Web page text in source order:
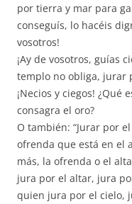
por tierra y mar para
conseguís, lo hacéis
vosotros!
¡Ay de vosotros, guías
templo no obliga, jurar
¡Necios y ciegos! ¿Qué
consagra el oro?
O también: “Jurar por
ofrenda que está en el
más, la ofrenda o el
jura por el altar, jura
quien jura por el cielo,